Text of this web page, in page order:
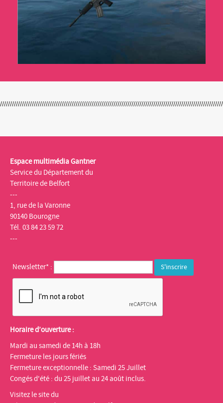
Espace multimédia Gantner
Service du Département du
Territoire de Belfort
---
1, rue de la Varonne
90140 Bourogne
Tél. 03 84 23 59 72
---
Newsletter* :
Horaire d’ouverture :
Mardi au samedi de 14h à 18h
Fermeture les jours fériés
Fermeture exceptionnelle : Samedi 25 Juillet
Congés d'été : du 25 juillet au 24 août inclus.
Visitez le site du